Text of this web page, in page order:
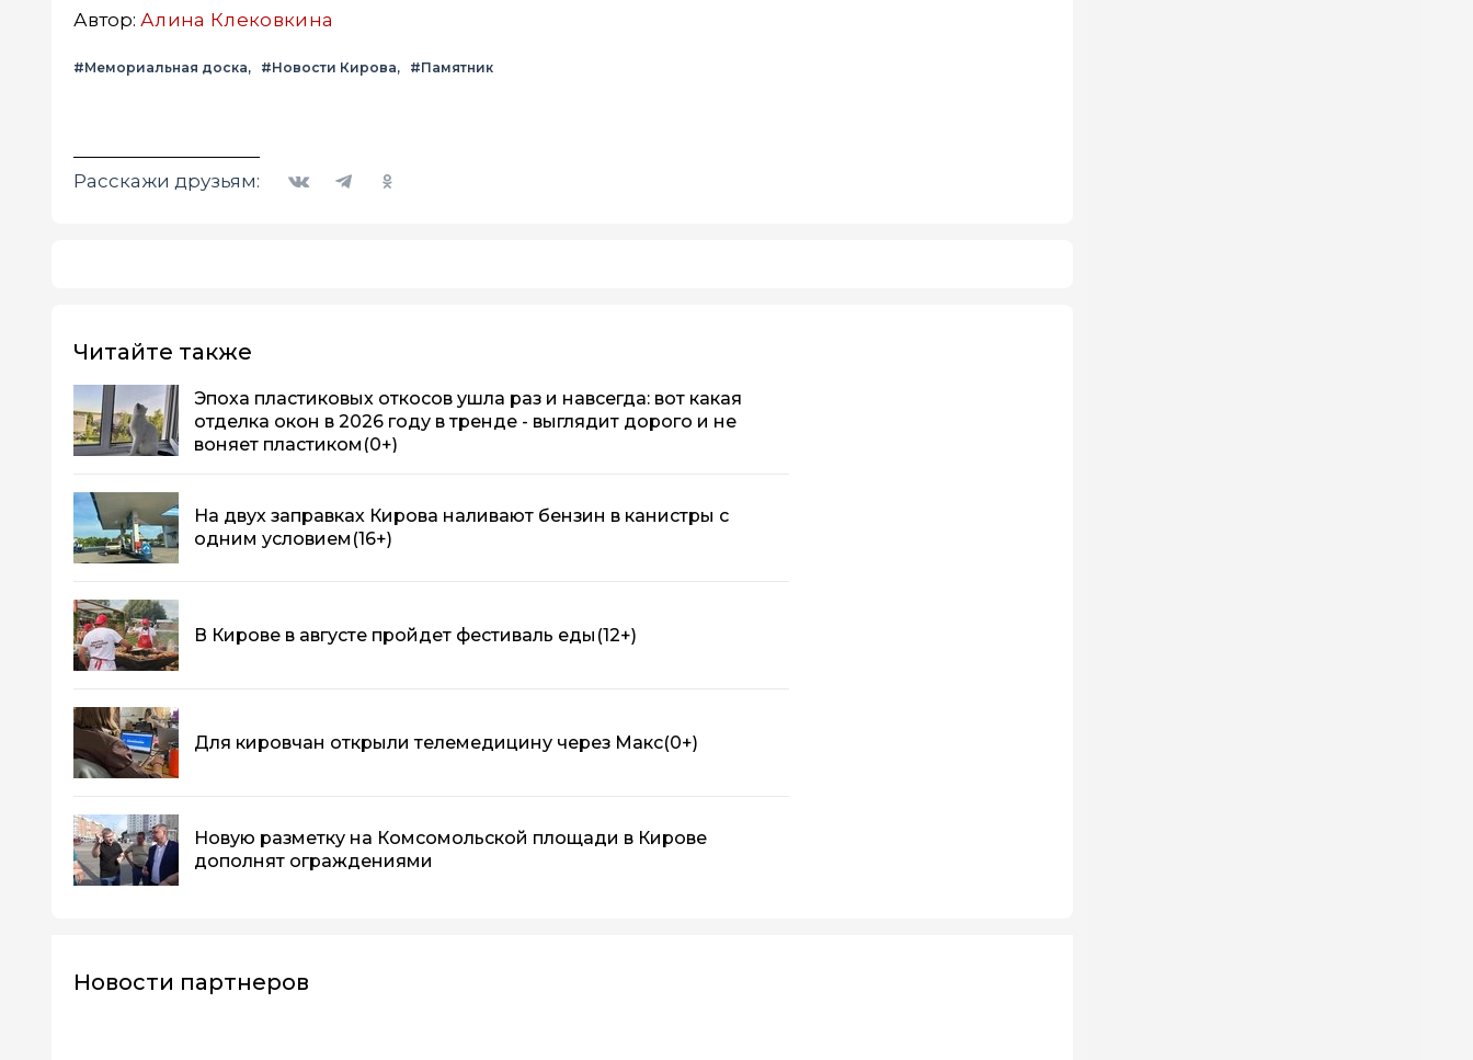
Автор: Алина Клековкина
#Мемориальная доска #Новости Кирова #Памятник
Расскажи друзьям:
Читайте также
Эпоха пластиковых откосов ушла раз и навсегда: вот какая
отделка окон в 2026 году в тренде - выглядит дорого и не
воняет пластиком (0+)
На двух заправках Кирова наливают бензин в канистры с
одним условием (16+)
В Кирове в августе пройдет фестиваль еды (12+)
Для кировчан открыли телемедицину через Макс(0+)
Новую разметку на Комсомольской площади в Кирове
дополнят ограждениями
Новости партнеров